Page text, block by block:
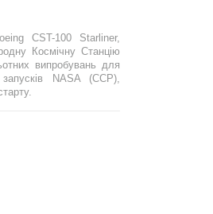
CST-100 Starliner,
Космічну Станцію
випробувань для
NASA (CCP),